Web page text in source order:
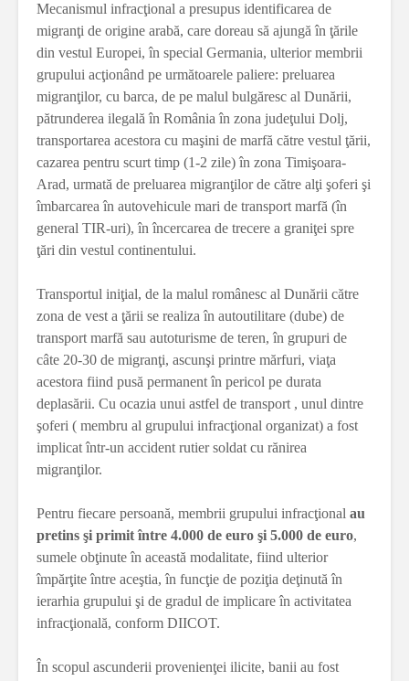
Mecanismul infracţional a presupus identificarea de
migranţi de origine arabă, care doreau să ajungă în ţările
din vestul Europei, în special Germania, ulterior membrii
grupului acţionând pe următoarele paliere: preluarea
migranţilor, cu barca, de pe malul bulgăresc al Dunării,
pătrunderea ilegală în România în zona judeţului Dolj,
transportarea acestora cu maşini de marfă către vestul ţării,
cazarea pentru scurt timp (1-2 zile) în zona Timişoara-
Arad, urmată de preluarea migranţilor de către alţi şoferi şi
îmbarcarea în autovehicule mari de transport marfă (în
general TIR-uri), în încercarea de trecere a graniţei spre
ţări din vestul continentului.
Transportul iniţial, de la malul românesc al Dunării către
zona de vest a ţării se realiza în autoutilitare (dube) de
transport marfă sau autoturisme de teren, în grupuri de
câte 20-30 de migranţi, ascunşi printre mărfuri, viaţa
acestora fiind pusă permanent în pericol pe durata
deplasării. Cu ocazia unui astfel de transport , unul dintre
şoferi ( membru al grupului infracţional organizat) a fost
implicat într-un accident rutier soldat cu rănirea
migranţilor.
Pentru fiecare persoană, membrii grupului infracţional au
pretins şi primit între 4.000 de euro şi 5.000 de euro,
sumele obţinute în această modalitate, fiind ulterior
împărţite între aceştia, în funcţie de poziţia deţinută în
ierarhia grupului şi de gradul de implicare în activitatea
infracţională, conform DIICOT.
În scopul ascunderii provenienţei ilicite, banii au fost